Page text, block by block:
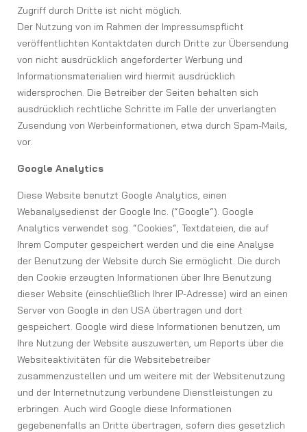
Zugriff durch Dritte ist nicht möglich.
Der Nutzung von im Rahmen der Impressumspflicht
veröffentlichten Kontaktdaten durch Dritte zur Übersendung
von nicht ausdrücklich angeforderter Werbung und
Informationsmaterialien wird hiermit ausdrücklich
widersprochen. Die Betreiber der Seiten behalten sich
ausdrücklich rechtliche Schritte im Falle der unverlangten
Zusendung von Werbeinformationen, etwa durch Spam-Mails,
vor.
Google Analytics
Diese Website benutzt Google Analytics, einen
Webanalysedienst der Google Inc. (“Google“). Google
Analytics verwendet sog. “Cookies“, Textdateien, die auf
Ihrem Computer gespeichert werden und die eine Analyse
der Benutzung der Website durch Sie ermöglicht. Die durch
den Cookie erzeugten Informationen über Ihre Benutzung
dieser Website (einschließlich Ihrer IP-Adresse) wird an einen
Server von Google in den USA übertragen und dort
gespeichert. Google wird diese Informationen benutzen, um
Ihre Nutzung der Website auszuwerten, um Reports über die
Websiteaktivitäten für die Websitebetreiber
zusammenzustellen und um weitere mit der Websitenutzung
und der Internetnutzung verbundene Dienstleistungen zu
erbringen. Auch wird Google diese Informationen
gegebenenfalls an Dritte übertragen, sofern dies gesetzlich